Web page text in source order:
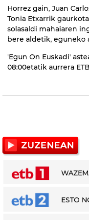
Horrez gain, Juan
Tonia Etxarrik
solasaldi mahaiaren
bere aldetik, eguneko
'Egun On Euskadi'
08:00etatik aurrera
ESTO